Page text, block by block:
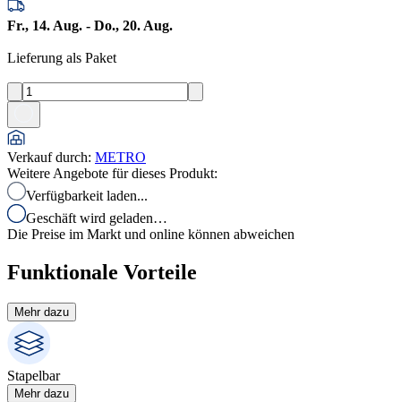
Fr., 14. Aug. - Do., 20. Aug.
Lieferung als Paket
Verkauf durch: METRO
Weitere Angebote für dieses Produkt:
Verfügbarkeit laden...
Geschäft wird geladen…
Die Preise im Markt und online können abweichen
Funktionale Vorteile
Mehr dazu
Stapelbar
Mehr dazu